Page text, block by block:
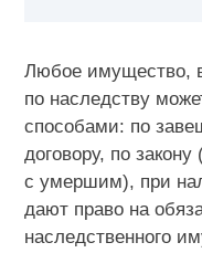
Любое имущество,
по наследству
способами: по
договору, по
с умершим), при
дают право на
наследственного